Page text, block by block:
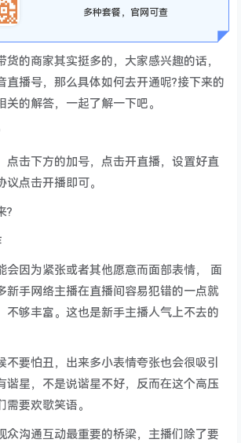
多种套餐，官网可查
货的商家其实挺多的，大家感兴趣的话，
直播号，那么具体如何去开通呢?接下来的
关的解答，一起了解一下吧。
点击下方的加号，点击开直播，设置好直
点击开播即可。
?
会因为紧张或者其他愿意而面部表情， 面
新手网络主播在直播间容易犯错的一点就
不够丰富。这也是新手主播人气上不去的
不要怕丑，出来多小表情夸张也会很吸引
谐星，不是说谐星不好，反而在这个高压
要欢歌笑语。
众沟通互动最重要的桥梁，主播们除了要